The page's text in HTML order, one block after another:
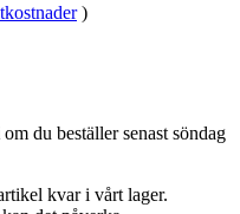
)
om du beställer senast söndag
kvar i vårt lager.